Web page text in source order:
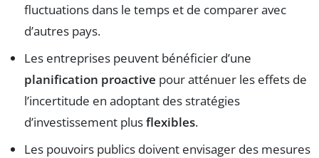
fluctuations dans le temps et de comparer avec
d’autres pays.
Les entreprises peuvent bénéficier d’une
planification proactive pour atténuer les effets de
l’incertitude en adoptant des stratégies
d’investissement plusflexibles.
Les pouvoirs publics doivent envisager des mesures